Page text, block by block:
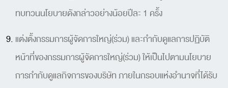
ทบทวนนโยบายดังกล่าวอย่างน้อยปีละ 1 ครั้ง
แต่งตั้งกรรมการผู้จัดการใหญ่(ร่วม) และกำกับดูแลการปฏิบัติ
หน้าที่ของกรรมการผู้จัดการใหญ่(ร่วม) ให้เป็นไปตามนโยบาย
การกำกับดูแลกิจการของบริษัท ภายในกรอบแห่งอำนาจที่ได้รับ